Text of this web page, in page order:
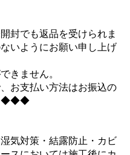
封でも返品を受けられま
いようにお願い申し上げ
きません。
お支払い方法はお振込の
◆◆◆
気対策・結露防止・カビ